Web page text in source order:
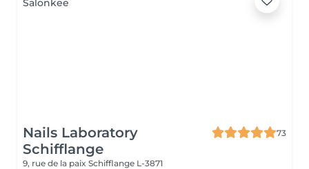
Nails Laboratory
Schifflange
73
9, rue de la paix Schifflange L-3871